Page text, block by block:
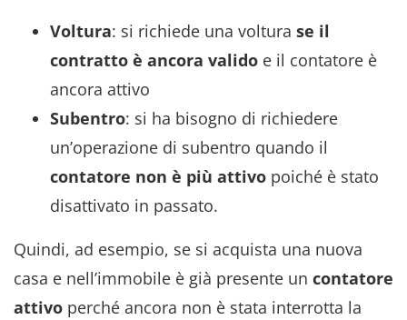
Voltura: si richiede una voltura se il
contratto è ancora valido e il contatore è
ancora attivo
Subentro: si ha bisogno di richiedere
un’operazione di subentro quando il
contatore non è più attivo poiché è stato
disattivato in passato.
Quindi, ad esempio, se si acquista una nuova
casa e nell’immobile è già presente un contatore
attivo perché ancora non è stata interrotta la